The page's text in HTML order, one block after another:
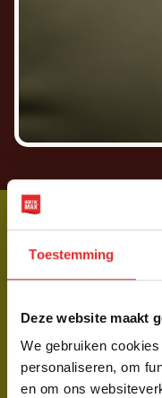
Toestemming
Deze website maakt
We gebruiken
personaliseren, om
en om ons
natuur,
Al onze koffie, thee en